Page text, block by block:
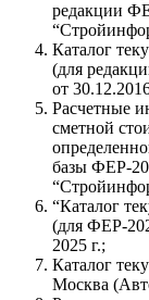
редакции
Каталог
(для
от
Расчетные
сметной
базы ФЕР-
“Каталог
(для ФЕР-
2025 г.;
Каталог
Москва